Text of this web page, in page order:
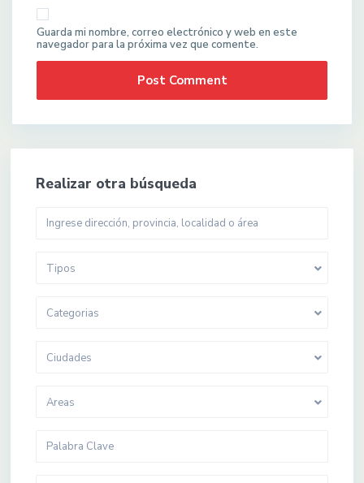
Guarda mi nombre, correo electrónico y web en este
navegador para la próxima vez que comente.
Realizar otra búsqueda
Tipos
Categorias
Ciudades
Areas